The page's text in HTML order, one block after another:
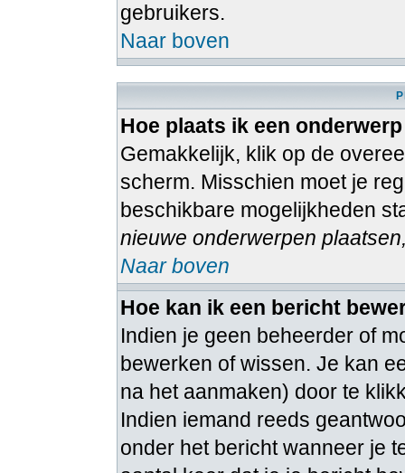
gebruikers.
Naar boven
Hoe plaats ik een
Gemakkelijk, klik op de
scherm. Misschien moet je
beschikbare mogelijkheden
nieuwe onderwerpen
Naar boven
Hoe kan ik een bericht
Indien je geen beheerder of
bewerken of wissen. Je kan
na het aanmaken) door te
Indien iemand reeds
onder het bericht wanneer je